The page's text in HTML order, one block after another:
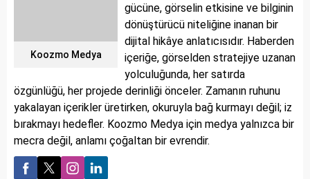
Koozmo Medya
gücüne, görselin etkisine ve bilginin
dönüştürücü niteliğine inanan bir
dijital hikâye anlatıcısıdır. Haberden
içeriğe, görselden stratejiye uzanan
yolculuğunda, her satırda
özgünlüğü, her projede derinliği önceler. Zamanın ruhunu
yakalayan içerikler üretirken, okuruyla bağ kurmayı değil; iz
bırakmayı hedefler. Koozmo Medya için medya yalnızca bir
mecra değil, anlamı çoğaltan bir evrendir.